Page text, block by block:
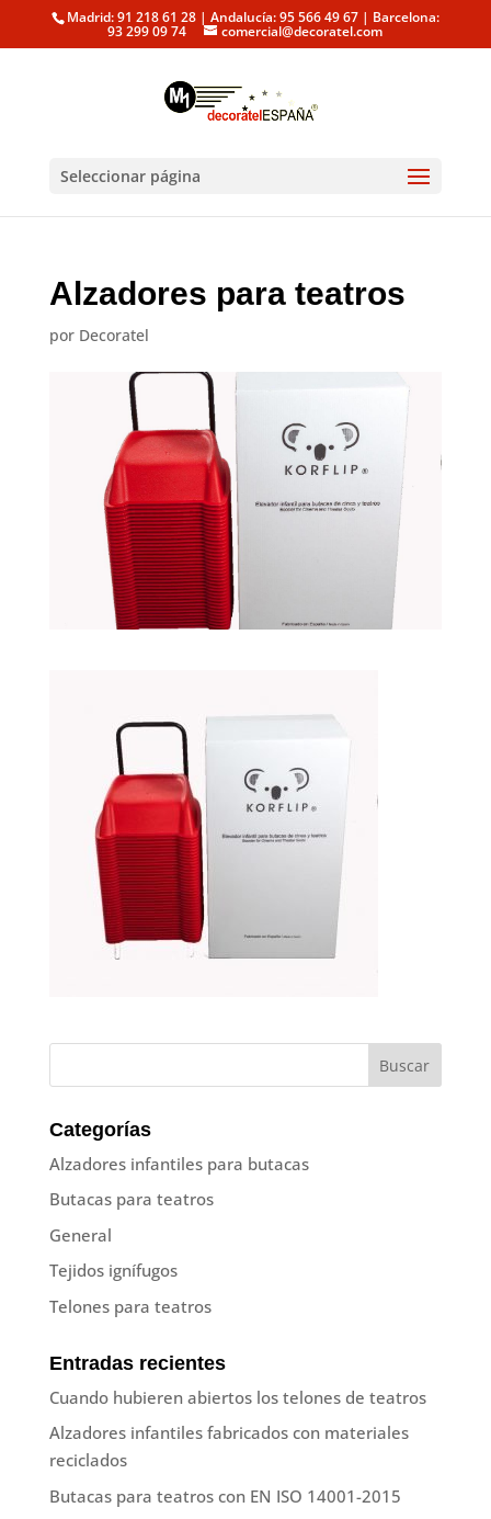
Madrid: 91 218 61 28 | Andalucía: 95 566 49 67 | Barcelona:
93 299 09 74 comercial@decoratel.com
Seleccionar página
Alzadores para teatros
por Decoratel
Categorías
Alzadores infantiles para butacas
Butacas para teatros
General
Tejidos ignífugos
Telones para teatros
Entradas recientes
Cuando hubieren abiertos los telones de teatros
Alzadores infantiles fabricados con materiales
reciclados
Butacas para teatros con EN ISO 14001-2015